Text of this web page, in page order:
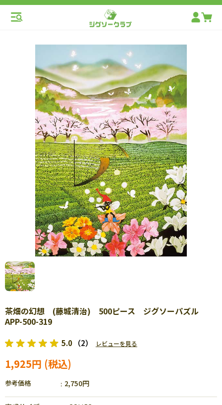
茶畑の幻想 (藤城清治) 500ピース ジグソーパズル
APP-500-319
5.0 （2） レビューを見る
1,925円
参考価格 2,750円